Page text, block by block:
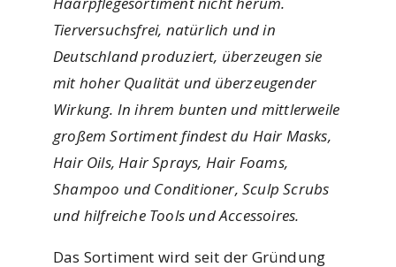
Tierversuchsfrei, natürlich und in
Deutschland produziert, überzeugen sie
mit hoher Qualität und überzeugender
Wirkung. In ihrem bunten und mittlerweile
großem Sortiment findest du Hair Masks,
Hair Oils, Hair Sprays, Hair Foams,
Shampoo und Conditioner, Sculp Scrubs
und hilfreiche Tools und Accessoires.
Das Sortiment wird seit der Gründung